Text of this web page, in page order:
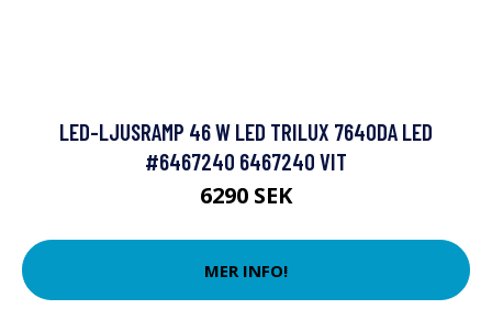
LED-LJUSRAMP 46 W LED TRILUX 7640DA LED
#6467240 6467240 VIT
6290 SEK
MER INFO!